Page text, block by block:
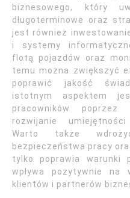
biznesowego, który
długoterminowe oraz
jest również
i systemy
flotą pojazdów oraz
temu można zwiększyć
poprawić jakość
istotnym aspektem
pracowników poprzez
rozwijanie
Warto także
bezpieczeństwa pracy
tylko poprawia warunki
wpływa pozytywnie
klientów i partnerów